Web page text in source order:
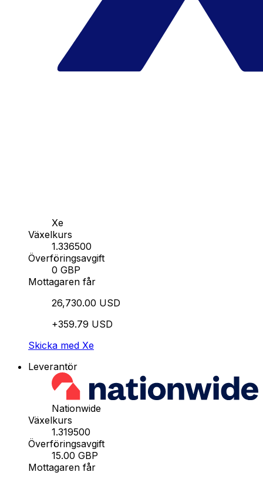
Xe
Växelkurs
1.336500
Överföringsavgift
0 GBP
Mottagaren får
26,730.00 USD
+359.79 USD
Skicka med Xe
Leverantör
Nationwide
Växelkurs
1.319500
Överföringsavgift
15.00 GBP
Mottagaren får